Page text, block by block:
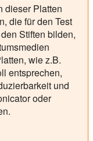
dieser Platten
die für den Test
Stiften bilden,
wie z.B.
entsprechen,
und
oder